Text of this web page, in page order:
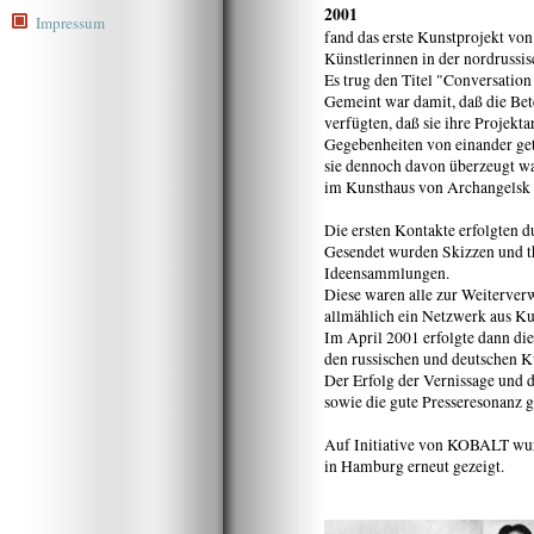
Impressum 2001
fand das erste Kunstprojekt
Künstlerinnen in der
Es trug den Titel "Conversation
Gemeint war damit, daß die
verfügten, daß sie ihre
Gegebenheiten von einander
sie dennoch davon überzeugt
im Kunsthaus von
Die ersten Kontakte erfolgten
Gesendet wurden Skizzen und
Ideensammlungen.
Diese waren alle zur
allmählich ein Netzwerk aus
Im April 2001 erfolgte dann
den russischen und deutschen
Der Erfolg der Vernissage und
sowie die gute
Auf Initiative von KOBALT
in Hamburg erneut gezeigt.